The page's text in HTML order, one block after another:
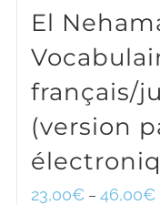
El
français/
(version
23,00€– 46,00€